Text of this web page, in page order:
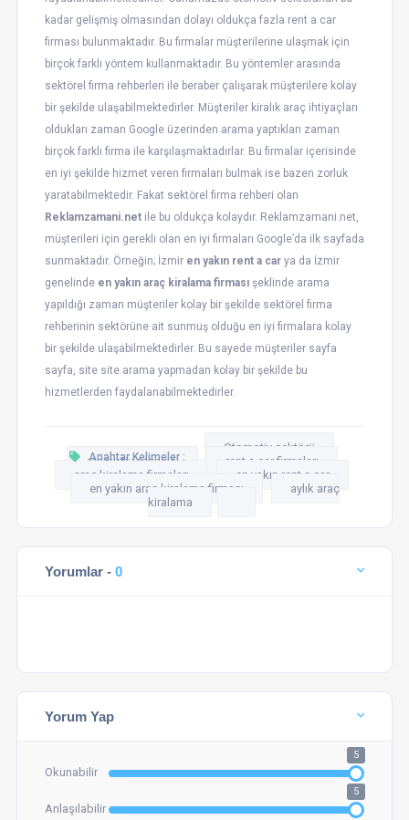
kadar gelişmiş olmasından dolayı oldukça fazla rent a car
firması bulunmaktadır. Bu firmalar müşterilerine ulaşmak için
birçok farklı yöntem kullanmaktadır. Bu yöntemler arasında
sektörel firma rehberleri ile beraber çalışarak müşterilere kolay
bir şekilde ulaşabilmektedirler. Müşteriler kiralık araç ihtiyaçları
oldukları zaman Google üzerinden arama yaptıkları zaman
birçok farklı firma ile karşılaşmaktadırlar. Bu firmalar içerisinde
en iyi şekilde hizmet veren firmaları bulmak ise bazen zorluk
yaratabilmektedir. Fakat sektörel firma rehberi olan
Reklamzamani.netile bu oldukça kolaydır. Reklamzamani.net,
müşterileri için gerekli olan en iyi firmaları Google’da ilk sayfada
sunmaktadır. Örneğin; İzmir en yakın rent a carya da İzmir
genelinde en yakın araç kiralama firmasışeklinde arama
yapıldığı zaman müşteriler kolay bir şekilde sektörel firma
rehberinin sektörüne ait sunmuş olduğu en iyi firmalara kolay
bir şekilde ulaşabilmektedirler. Bu sayede müşteriler sayfa
sayfa, site site arama yapmadan kolay bir şekilde bu
hizmetlerden faydalanabilmektedirler.
Anahtar Kelimeler :
Otomotiv sektörü
otomotiv sanayisi
rent a car firmaları
araç kiralama firmaları
en yakın rent a car
en yakın araç kiralama firması
aylık araç
kiralama
Yorumlar - 0
Yorum Yap
Okunabilir
5
Anlaşılabilir
5